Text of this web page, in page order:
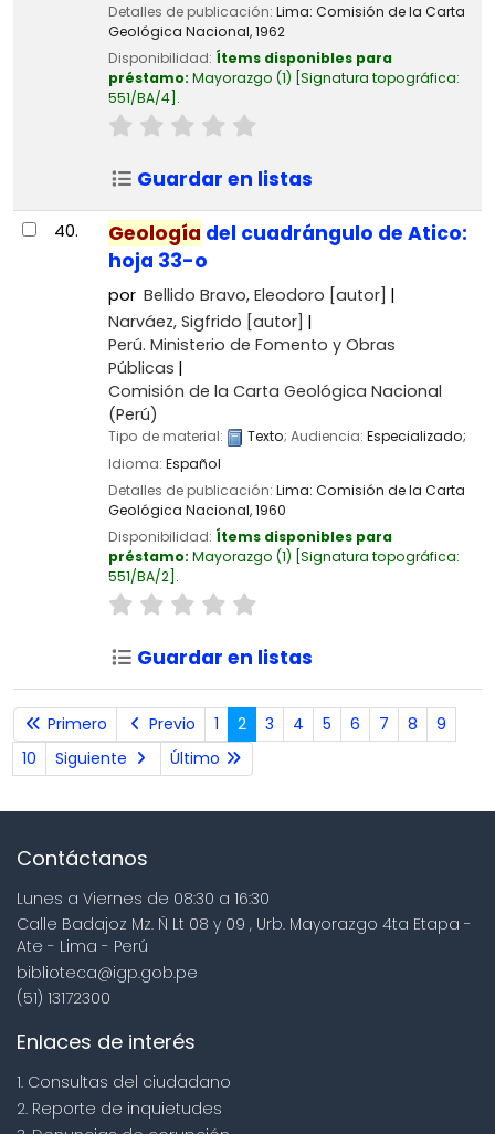
Detalles de publicación: Lima: Comisión de la Carta
Geológica Nacional,1962
Disponibilidad: Ítems disponibles para
préstamo: Mayorazgo (1) Signatura topográfica:
551/BA/4 .
Guardar en listas
40. Geología del cuadrángulo de Atico:
hoja 33-o
por Bellido Bravo, Eleodoro [autor]
Narváez, Sigfrido [autor]
Perú. Ministerio de Fomento y Obras
Públicas
Comisión de la Carta Geológica Nacional
(Perú)
Tipo de material: Texto; Audiencia: Especializado;
Idioma: Español
Detalles de publicación: Lima: Comisión de la Carta
Geológica Nacional,1960
Disponibilidad: Ítems disponibles para
préstamo: Mayorazgo (1) Signatura topográfica:
551/BA/2 .
Guardar en listas
Primero Previo 1 2 3 4 5 6 7 8
9
10
Siguiente Último
Contáctanos
Lunes a Viernes de 08:30 a 16:30
Calle Badajoz Mz. Ñ Lt 08 y 09 , Urb. Mayorazgo 4ta Etapa -
Ate - Lima - Perú
biblioteca@igp.gob.pe
(51) 13172300
Enlaces de interés
1. Consultas del ciudadano
2. Reporte de inquietudes